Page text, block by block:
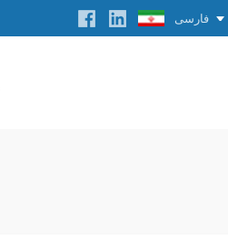
فارسی